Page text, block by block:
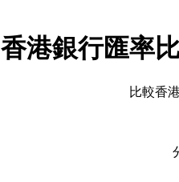
香港銀行匯率
比較香